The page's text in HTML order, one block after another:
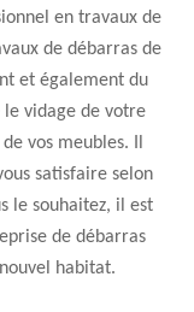
en travaux de
de débarras de
et également du
le vidage de votre
vos meubles. Il
satisfaire selon
le souhaitez, il est
de débarras
habitat.